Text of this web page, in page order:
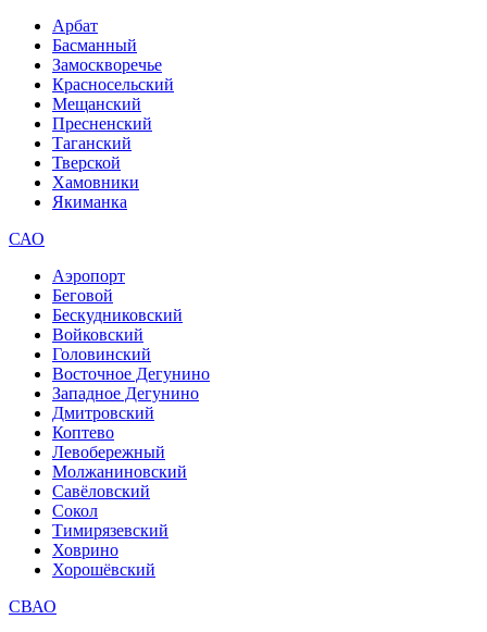
Арбат
Басманный
Замоскворечье
Красносельский
Мещанский
Пресненский
Таганский
Тверской
Хамовники
Якиманка
САО
Аэропорт
Беговой
Бескудниковский
Войковский
Головинский
Восточное Дегунино
Западное Дегунино
Дмитровский
Коптево
Левобережный
Молжаниновский
Савёловский
Сокол
Тимирязевский
Ховрино
Хорошёвский
СВАО